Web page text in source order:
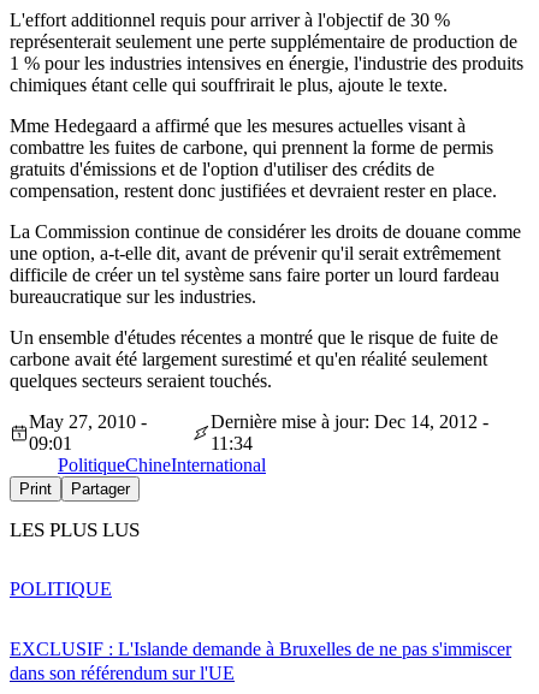
L'effort additionnel requis pour arriver à l'objectif de 30 %
représenterait seulement une perte supplémentaire de production de
1 % pour les industries intensives en énergie, l'industrie des produits
chimiques étant celle qui souffrirait le plus, ajoute le texte.
Mme Hedegaard a affirmé que les mesures actuelles visant à
combattre les fuites de carbone, qui prennent la forme de permis
gratuits d'émissions et de l'option d'utiliser des crédits de
compensation, restent donc justifiées et devraient rester en place.
La Commission continue de considérer les droits de douane comme
une option, a-t-elle dit, avant de prévenir qu'il serait extrêmement
difficile de créer un tel système sans faire porter un lourd fardeau
bureaucratique sur les industries.
Un ensemble d'études récentes a montré que le risque de fuite de
carbone avait été largement surestimé et qu'en réalité seulement
quelques secteurs seraient touchés.
May 27, 2010 -
09:01
Dernière mise à jour: Dec 14, 2012 -
11:34
PolitiqueChineInternational
Print Partager
LES PLUS LUS
EXCLUSIF : L'Islande demande à Bruxelles de ne pas s'immiscer
dans son référendum sur l'UE
POLITIQUE